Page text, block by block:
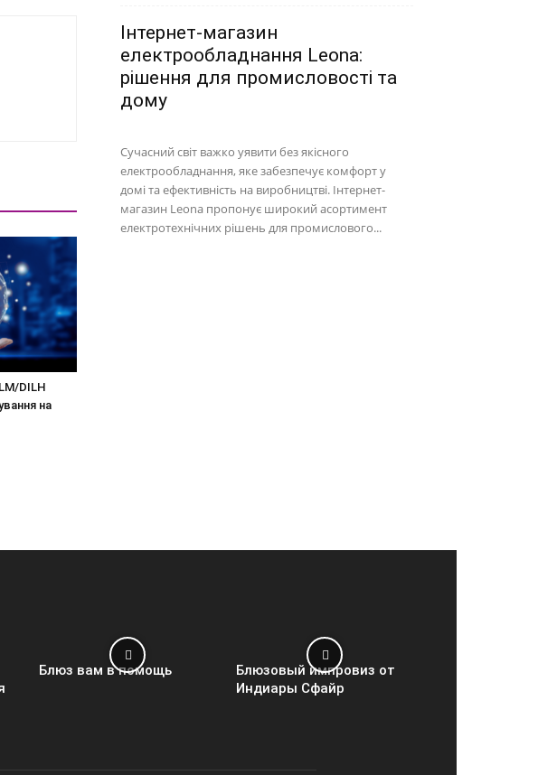
DILH
на
Інтернет-магазин
електрообладнання Leona:
рішення для промисловості та
дому
Сучасний світ важко уявити без якісного
електрообладнання, яке забезпечує комфорт у
домі та ефективність на виробництві. Інтернет-
магазин Leona пропонує широкий асортимент
електротехнічних рішень для промислового...
Блюз вам в помощь
Блюзовый импровиз от
Индиары Сфайр